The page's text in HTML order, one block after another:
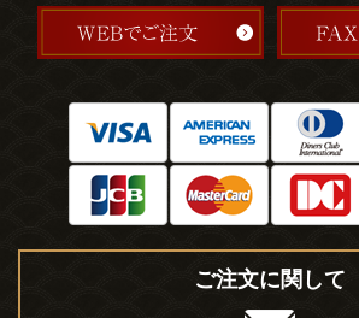
ご注文に関して